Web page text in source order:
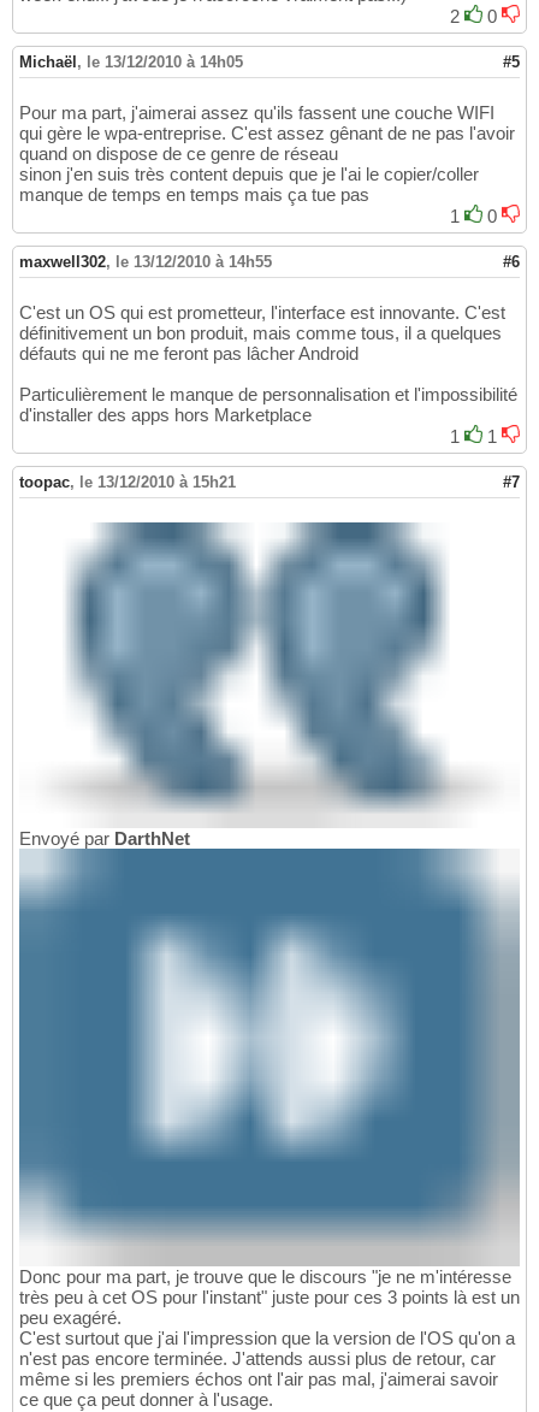
2
0
Michaël , le 13/12/2010 à 14h05 #5
Pour ma part, j'aimerai assez qu'ils fassent une couche WIFI
qui gère le wpa-entreprise. C'est assez gênant de ne pas l'avoir
quand on dispose de ce genre de réseau
sinon j'en suis très content depuis que je l'ai le copier/coller
manque de temps en temps mais ça tue pas
1
0
maxwell302, le 13/12/2010 à 14h55 #6
C'est un OS qui est prometteur, l'interface est innovante. C'est
définitivement un bon produit, mais comme tous, il a quelques
défauts qui ne me feront pas lâcher Android
Particulièrement le manque de personnalisation et l'impossibilité
d'installer des apps hors Marketplace
1
1
toopac, le 13/12/2010 à 15h21 #7
Envoyé par DarthNet
Donc pour ma part, je trouve que le discours "je ne m'intéresse
très peu à cet OS pour l'instant" juste pour ces 3 points là est un
peu exagéré.
C'est surtout que j'ai l'impression que la version de l'OS qu'on a
n'est pas encore terminée. J'attends aussi plus de retour, car
même si les premiers échos ont l'air pas mal, j'aimerai savoir
ce que ça peut donner à l'usage.